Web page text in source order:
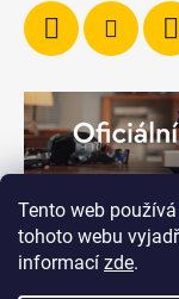
Tento web
tohoto webu
informací zde.